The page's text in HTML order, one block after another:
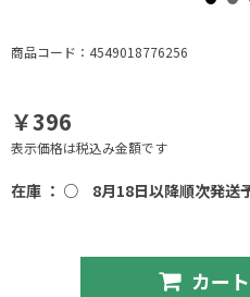
商品コード：4549018776256
￥396
表示価格は税込み金額です
在庫 ： ○ 8月18日以降順次発送
カー